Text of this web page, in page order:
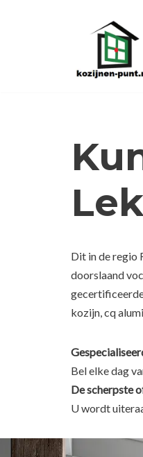
Lek
Dit in de regio
doorslaand
kozijn, cq
Bel elke dag
De scherpste
U wordt